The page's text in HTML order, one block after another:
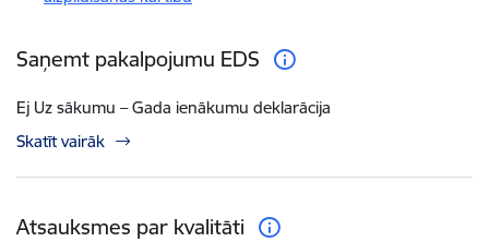
Saņemt pakalpojumu EDS
Ej Uz sākumu – Gada ienākumu deklarācija
Skatīt vairāk
Atsauksmes par kvalitāti